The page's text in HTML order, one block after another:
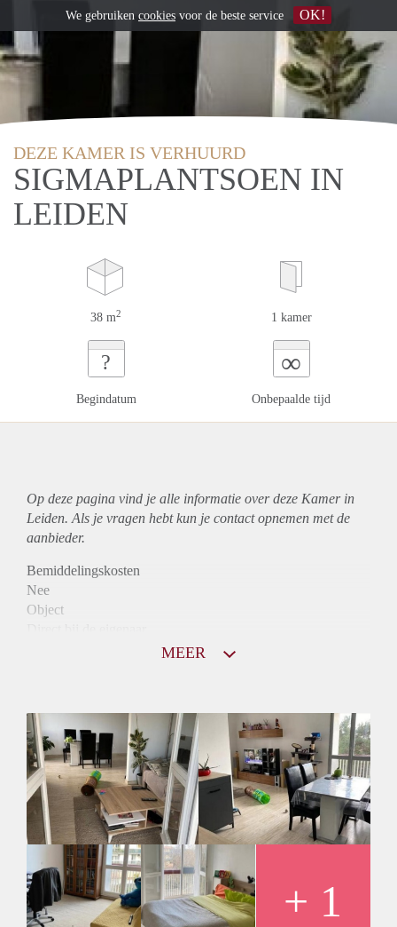
DEZE KAMER IS VERHUURD
SIGMAPLANTSOEN IN
LEIDEN
38 m2 1 kamer
?
Begindatum
∞
Onbepaalde tijd
Op deze pagina vind je alle informatie over deze Kamer in
Leiden. Als je vragen hebt kun je contact opnemen met de
aanbieder.
Bemiddelingskosten
Nee
Object
Huurtoeslag
Mogelijk
Inkomen eis
2,8 X De bruto huur
Huurtermijn
Onbepaalde termijn
Oplevering
Gestoffeerd
MEER
+ 1
We gebruiken cookies voor de beste service OK!